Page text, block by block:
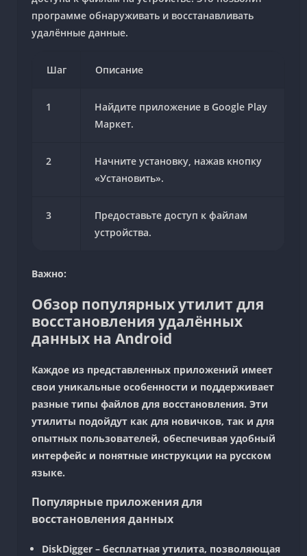
программе обнаруживать и восстанавливать
удалённые данные.
Шаг Описание
1
Найдите приложение в Google Play
Маркет.
2
Начните установку, нажав кнопку
«Установить».
3
Предоставьте доступ к файлам
устройства.
Важно:
Обзор популярных утилит для
восстановления удалённых
данных на Android
Каждое из представленных приложений имеет
свои уникальные особенности и поддерживает
разные типы файлов для восстановления. Эти
утилиты подойдут как для новичков, так и для
опытных пользователей, обеспечивая удобный
интерфейс и понятные инструкции на русском
языке.
Популярные приложения для
восстановления данных
DiskDigger – бесплатная утилита, позволяющая